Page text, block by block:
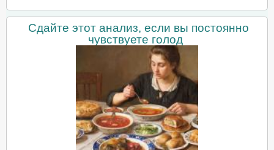
Сдайте этот анализ, если вы постоянно
чувствуете голод